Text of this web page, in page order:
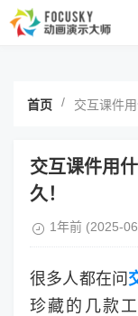
首页 / 交互课件
交互课件用
久！
1年前 (2025-
很多人都在问
珍藏的几款